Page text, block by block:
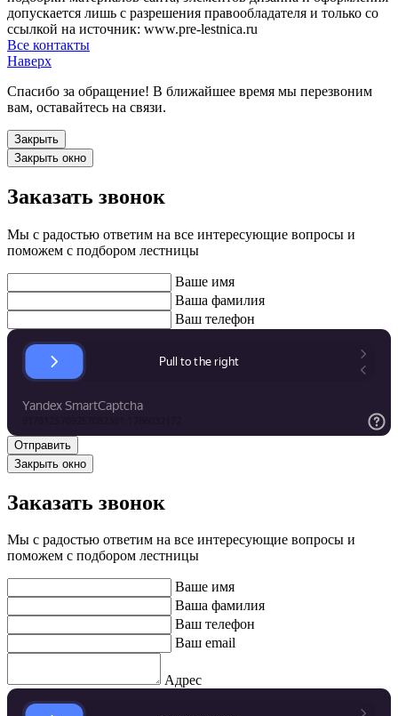
допускается лишь с разрешения правообладателя и только со
ссылкой на источник: www.pre-lestnica.ru
Все контакты
Наверх
Спасибо за обращение! В ближайшее время мы перезвоним
вам, оставайтесь на связи.
Закрыть
Закрыть окно
Заказать звонок
Мы с радостью ответим на все интересующие вопросы и
поможем с подбором лестницы
Ваше имя
Ваша фамилия
Ваш телефон
Закрыть окно
Заказать звонок
Мы с радостью ответим на все интересующие вопросы и
поможем с подбором лестницы
Ваше имя
Ваша фамилия
Ваш телефон
Ваш email
Адрес